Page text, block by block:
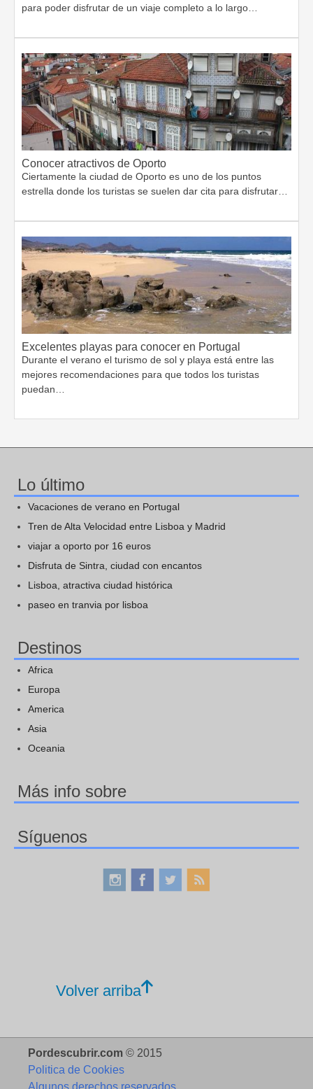
para poder disfrutar de un viaje completo a lo largo…
Conocer atractivos de Oporto
Ciertamente la ciudad de Oporto es uno de los puntos
estrella donde los turistas se suelen dar cita para disfrutar…
Excelentes playas para conocer en Portugal
Durante el verano el turismo de sol y playa está entre las
mejores recomendaciones para que todos los turistas
puedan…
Lo último
Vacaciones de verano en Portugal
Tren de Alta Velocidad entre Lisboa y Madrid
viajar a oporto por 16 euros
Disfruta de Sintra, ciudad con encantos
Lisboa, atractiva ciudad histórica
paseo en tranvia por lisboa
Destinos
Africa
Europa
America
Asia
Oceania
Más info sobre
Síguenos
Volver arriba
Pordescubrir.com © 2015
Politica de Cookies
Algunos derechos reservados